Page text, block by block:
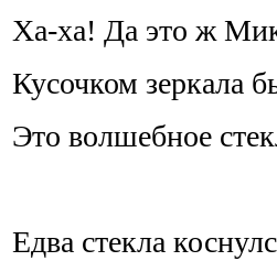
Ха-ха! Да это ж
Кусочком зеркала
Это волшебное
Едва стекла